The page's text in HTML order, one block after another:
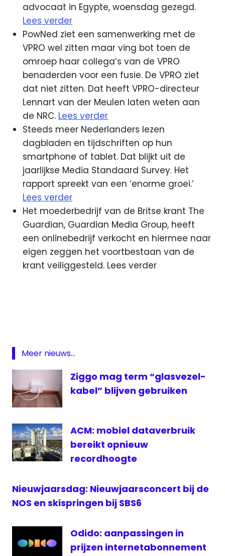
advocaat in Egypte, woensdag gezegd.
Lees verder
PowNed ziet een samenwerking met de
VPRO wel zitten maar ving bot toen de
omroep haar collega’s van de VPRO
benaderden voor een fusie. De VPRO ziet
dat niet zitten. Dat heeft VPRO-directeur
Lennart van der Meulen laten weten aan
de NRC. Lees verder
Steeds meer Nederlanders lezen
dagbladen en tijdschriften op hun
smartphone of tablet. Dat blijkt uit de
jaarlijkse Media Standaard Survey. Het
rapport spreekt van een ‘enorme groei.’
Lees verder
Het moederbedrijf van de Britse krant The
Guardian, Guardian Media Group, heeft
een onlinebedrijf verkocht en hiermee naar
eigen zeggen het voortbestaan van de
krant veiliggesteld. Lees verder
New
Times
PowNed
sbs6
Meer nieuws...
Ziggo mag term “glasvezel-
kabel” blijven gebruiken
ACM: mobiel dataverbruik
bereikt opnieuw
recordhoogte
Nieuwjaarsdag: Nieuwjaarsconcert bij de
NOS en skispringen bij SBS6
Odido: aanpassingen in
prijzen internetabonnement